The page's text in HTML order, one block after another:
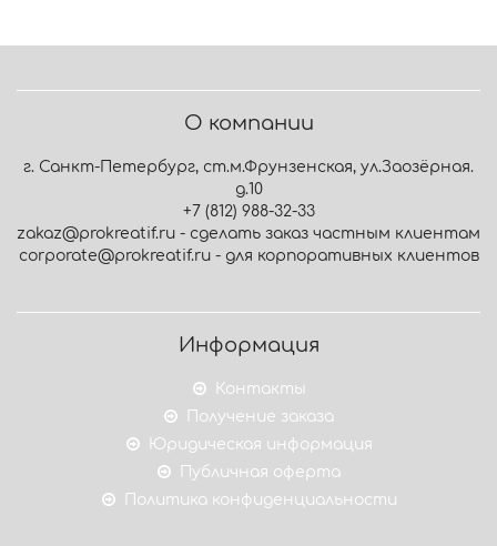
О компании
г. Санкт-Петербург, ст.м.Фрунзенская, ул.Заозёрная.
д.10
+7 (812) 988-32-33
zakaz@prokreatif.ru - сделать заказ частным клиентам
corporate@prokreatif.ru - для корпоративных клиентов
Информация
Контакты
Получение заказа
Юридическая информация
Публичная оферта
Политика конфиденциальности